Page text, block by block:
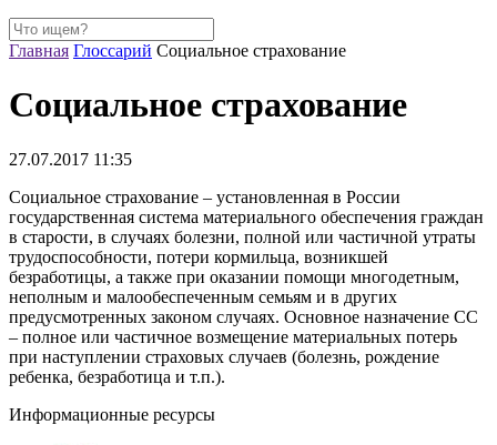
Главная Глоссарий Социальное страхование
Социальное страхование
27.07.2017 11:35
Социальное страхование – установленная в России
государственная система материального обеспечения граждан
в старости, в случаях болезни, полной или частичной утраты
трудоспособности, потери кормильца, возникшей
безработицы, а также при оказании помощи многодетным,
неполным и малообеспеченным семьям и в других
предусмотренных законом случаях. Основное назначение СС
– полное или частичное возмещение материальных потерь
при наступлении страховых случаев (болезнь, рождение
ребенка, безработица и т.п.).
Информационные ресурсы